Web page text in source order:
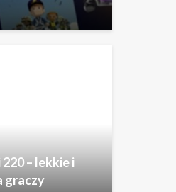
– lekkie i
graczy